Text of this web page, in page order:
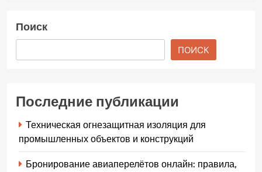
Поиск
ПОИСК
Последние публикации
Техническая огнезащитная изоляция для
промышленных объектов и конструкций
Бронирование авиаперелётов онлайн: правила,